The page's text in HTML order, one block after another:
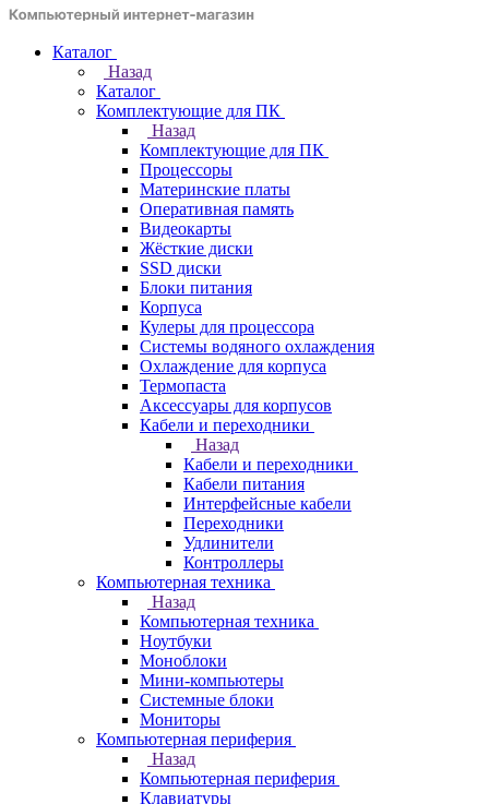
Каталог
Назад
Каталог
Комплектующие для ПК
Назад
Комплектующие для ПК
Процессоры
Материнские платы
Оперативная память
Видеокарты
Жёсткие диски
SSD диски
Блоки питания
Корпуса
Кулеры для процессора
Системы водяного охлаждения
Охлаждение для корпуса
Термопаста
Аксессуары для корпусов
Кабели и переходники
Назад
Кабели и переходники
Кабели питания
Интерфейсные кабели
Переходники
Удлинители
Контроллеры
Компьютерная техника
Назад
Компьютерная техника
Ноутбуки
Моноблоки
Мини-компьютеры
Системные блоки
Мониторы
Компьютерная периферия
Назад
Компьютерная периферия
Клавиатуры